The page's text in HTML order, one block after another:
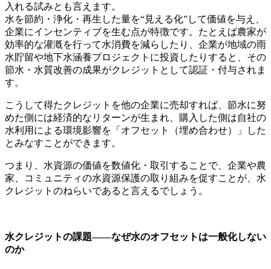
入れる試みとも言えます。
水を節約・浄化・再生した量を“見える化”して価値を与え、
企業にインセンティブを生む点が特徴です。たとえば農家が
効率的な灌漑を行って水消費を減らしたり、企業が地域の雨
水貯留や地下水涵養プロジェクトに投資したりすると、その
節水・水質改善の成果がクレジットとして認証・付与されま
す。
こうして得たクレジットを他の企業に売却すれば、節水に努
めた側には経済的なリターンが生まれ、購入した側は自社の
水利用による環境影響を「オフセット（埋め合わせ）」した
とみなすことができます。
つまり、水資源の価値を数値化・取引することで、企業や農
家、コミュニティの水資源保護の取り組みを促すことが、水
クレジットのねらいであると言えるでしょう。
水クレジットの課題――なぜ水のオフセットは一般化しない
のか